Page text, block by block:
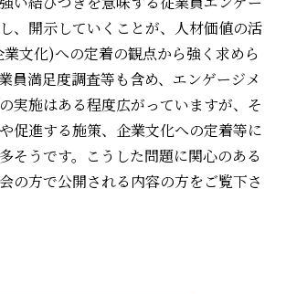
、開示していくことが、人材価値の活
文化)への定着の観点から強く求めら
員満足度調査等も含め、エンゲージメ
実施はある程度広がっていますが、そ
促進する施策、企業文化への定着等に
そうです。こうした問題に関心のある
の方で公開される内容の方をご覧下さ